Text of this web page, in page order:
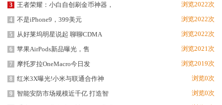
3 王者荣耀：小白自创刷金币神器， 浏览2022次
4 不是iPhone9，399美元 浏览2022次
5 从好莱坞明星说起 聊聊CDMA 浏览2022次
6 苹果AirPods新品曝光，售 浏览2021次
7 摩托罗拉OneMacro今日发 浏览2019次
8 红米3X曝光!小米与联通合作神 浏览0次
9 智能安防市场规模近千亿 打造智 浏览0次